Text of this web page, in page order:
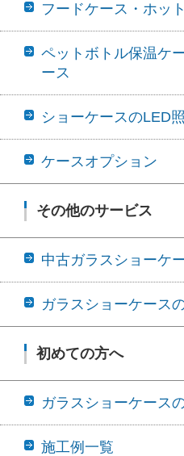
フードケース・ホッ
ペットボトル保温ケ
ース
ショーケースのLED
ケースオプション
その他のサービス
中古ガラスショーケ
ガラスショーケース
初めての方へ
ガラスショーケース
施工例一覧